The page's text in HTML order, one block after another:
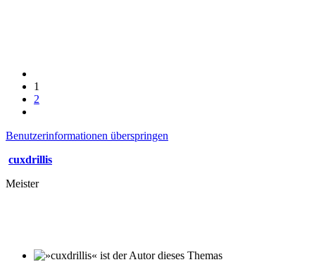
1
2
Benutzerinformationen überspringen
cuxdrillis
Meister